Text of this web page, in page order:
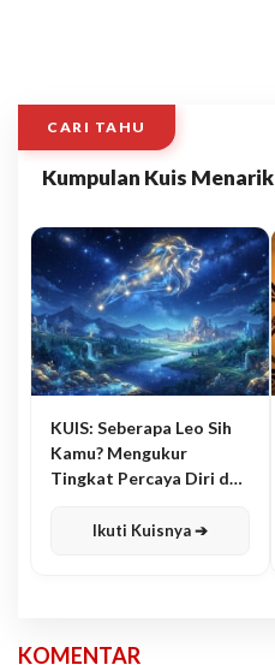
CARI TAHU
Kumpulan Kuis Menarik
KUIS: Seberapa Leo Sih
Kamu? Mengukur
Tingkat Percaya Diri dan
Ikuti Kuisnya ➔
KOMENTAR